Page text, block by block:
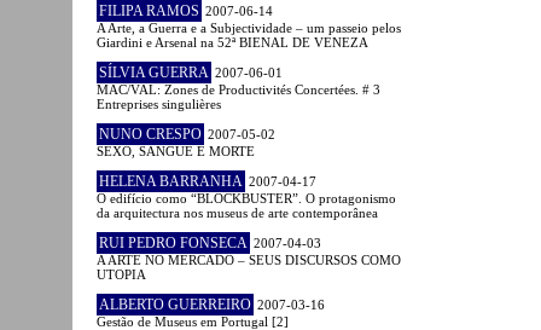
FILIPA RAMOS 2007-06-14
A Arte, a Guerra e a Subjectividade – um passeio pelos
Giardini e Arsenal na 52ª BIENAL DE VENEZA
SÍLVIA GUERRA 2007-06-01
MAC/VAL: Zones de Productivités Concertées. # 3
Entreprises singulières
NUNO CRESPO 2007-05-02
SEXO, SANGUE E MORTE
HELENA BARRANHA 2007-04-17
O edifício como “BLOCKBUSTER”. O protagonismo
da arquitectura nos museus de arte contemporânea
RUI PEDRO FONSECA 2007-04-03
A ARTE NO MERCADO – SEUS DISCURSOS COMO
UTOPIA
ALBERTO GUERREIRO 2007-03-16
Gestão de Museus em Portugal [2]